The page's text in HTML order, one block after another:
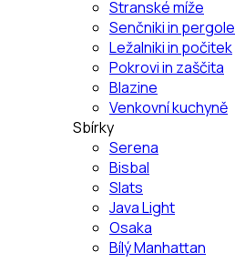
Stranské míže
Senčniki in pergole
Ležalniki in počitek
Pokrovi in zaščita
Blazine
Venkovní kuchyně
Sbírky
Serena
Bisbal
Slats
Java Light
Osaka
Bílý Manhattan